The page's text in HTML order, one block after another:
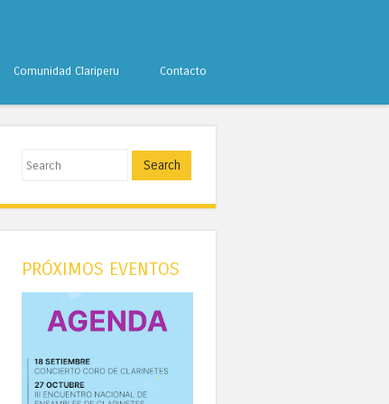
Comunidad Clariperu Contacto
Search
PRÓXIMOS EVENTOS